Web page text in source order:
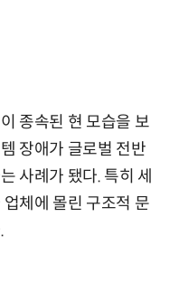
종속된 현 모습을 보
장애가 글로벌 전반
사례가 됐다. 특히 세
체에 몰린 구조적 문